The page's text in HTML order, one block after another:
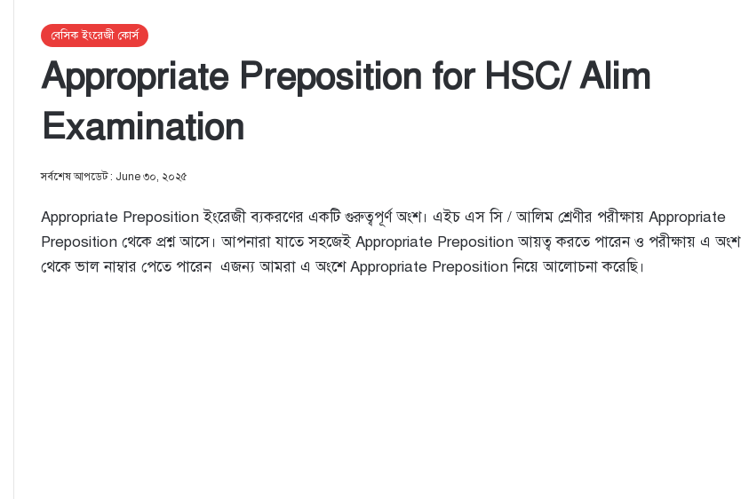
বেসিক ইংরেজী কোর্স
Appropriate Preposition for HSC/ Alim
Examination
সর্বশেষ আপডেট : June ৩০, ২০২৫
Appropriate Preposition ইংরেজী ব্যকরণের একটি গুরুত্বপূর্ণ অংশ। এইচ এস সি / আলিম শ্রেণীর পরীক্ষায় Appropriate
Preposition থেকে প্রশ্ন আসে। আপনারা যাতে সহজেই Appropriate Preposition আয়ত্ব করতে পারেন ও পরীক্ষায় এ অংশ
থেকে ভাল নাম্বার পেতে পারেন এজন্য আমরা এ অংশে Appropriate Preposition নিয়ে আলোচনা করেছি।